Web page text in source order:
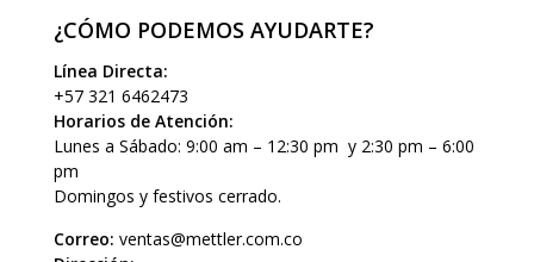
¿CÓMO PODEMOS AYUDARTE?
Línea Directa:
+57 321 6462473
Horarios de Atención:
Lunes a Sábado: 9:00 am – 12:30 pm y 2:30 pm – 6:00
pm
Domingos y festivos cerrado.
Correo: ventas@mettler.com.co